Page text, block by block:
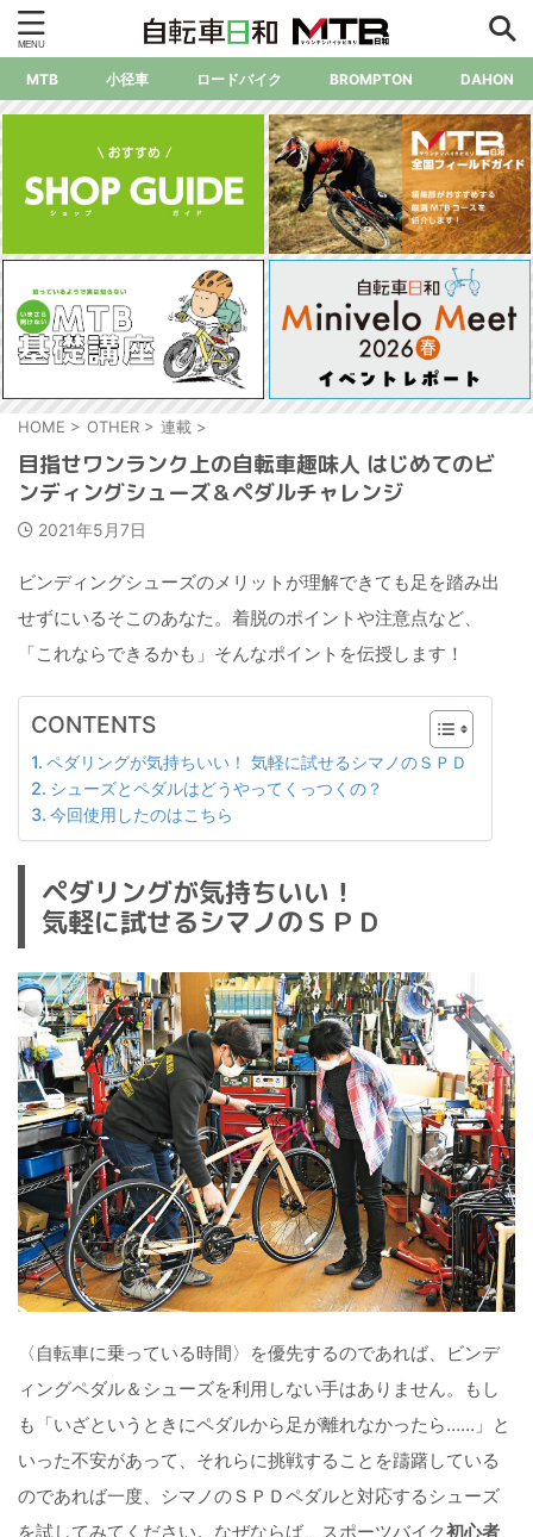
MTB 小径車 ロードバイク BROMPTON DAHON
HOME > OTHER > 連載 >
目指せワンランク上の自転車趣味人 はじめてのビ
ンディングシューズ＆ペダルチャレンジ
2021年5月7日
ビンディングシューズのメリットが理解できても足を踏み出
せずにいるそこのあなた。着脱のポイントや注意点など、
「これならできるかも」そんなポイントを伝授します！
CONTENTS
ペダリングが気持ちいい！ 気軽に試せるシマノのＳＰＤ
シューズとペダルはどうやってくっつくの？
今回使用したのはこちら
ペダリングが気持ちいい！
気軽に試せるシマノのＳＰＤ
〈自転車に乗っている時間〉を優先するのであれば、ビンデ
ィングペダル＆シューズを利用しない手はありません。もし
も「いざというときにペダルから足が離れなかったら……」と
いった不安があって、それらに挑戦することを躊躇している
のであれば一度、シマノのＳＰＤペダルと対応するシューズ
を試してみてください。なぜならば、スポーツバイク初心者